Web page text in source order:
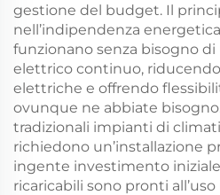
gestione del budget. Il
nell’indipendenza
funzionano senza bisogno
elettrico continuo,
elettriche e offrendo
ovunque ne abbiate
tradizionali impianti di
richiedono un’installazione
ingente investimento
ricaricabili sono pronti